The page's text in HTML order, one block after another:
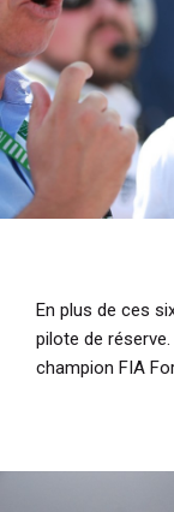
En plus de ces
pilote de
champion FIA